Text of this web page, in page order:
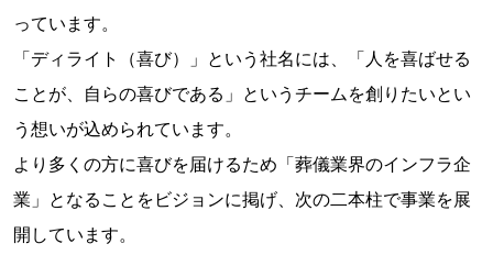
っています。
「ディライト（喜び）」という社名には、「人を喜ばせる
ことが、自らの喜びである」というチームを創りたいとい
う想いが込められています。
より多くの方に喜びを届けるため「葬儀業界のインフラ企
業」となることをビジョンに掲げ、次の二本柱で事業を展
開しています。